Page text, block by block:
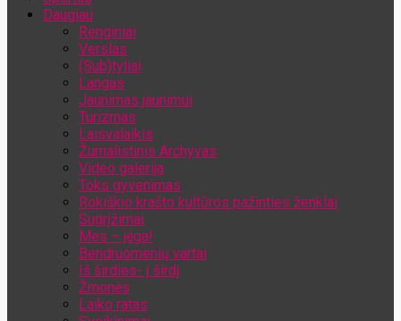
Daugiau
Renginiai
Verslas
(Sub)tyliai
Langas
Jaunimas jaunimui
Turizmas
Laisvalaikis
Žurnalistinis Archyvas
Video galerija
Toks gyvenimas
Rokiškio krašto kultūros pažinties ženklai
Sugrįžimai
Mes – jėga!
Bendruomenių vartai
Iš širdies- į širdį
Žmonės
Laiko ratas